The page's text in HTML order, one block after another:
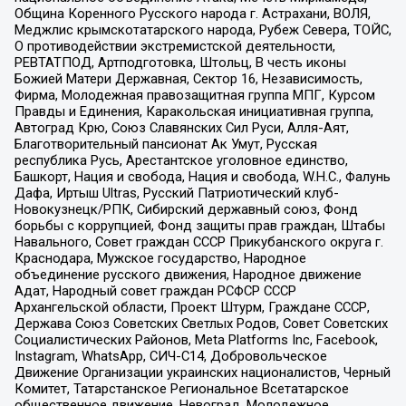
Община Коренного Русского народа г. Астрахани, ВОЛЯ,
Меджлис крымскотатарского народа, Рубеж Севера, ТОЙС,
О противодействии экстремистской деятельности,
РЕВТАТПОД, Артподготовка, Штольц, В честь иконы
Божией Матери Державная, Сектор 16, Независимость,
Фирма, Молодежная правозащитная группа МПГ, Курсом
Правды и Единения, Каракольская инициативная группа,
Автоград Крю, Союз Славянских Сил Руси, Алля-Аят,
Благотворительный пансионат Ак Умут, Русская
республика Русь, Арестантское уголовное единство,
Башкорт, Нация и свобода, Нация и свобода, W.H.С., Фалунь
Дафа, Иртыш Ultras, Русский Патриотический клуб-
Новокузнецк/РПК, Сибирский державный союз, Фонд
борьбы с коррупцией, Фонд защиты прав граждан, Штабы
Навального, Совет граждан СССР Прикубанского округа г.
Краснодара, Мужское государство, Народное
объединение русского движения, Народное движение
Адат, Народный совет граждан РСФСР СССР
Архангельской области, Проект Штурм, Граждане СССР,
Держава Союз Советских Светлых Родов, Совет Советских
Социалистических Районов, Meta Platforms Inc, Facebook,
Instagram, WhatsApp, СИЧ-С14, Добровольческое
Движение Организации украинских националистов, Черный
Комитет, Татарстанское Региональное Всетатарское